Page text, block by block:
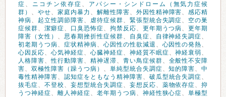
症 、 ニコチン依存症 、 アパシー・シンドローム（無気力症候
群） 、 やせ、 家庭内暴力 、 解離性障害、 外因性精神障害、感応精
神病、 起立性調節障害、 虐待症候群、 緊張型統合失調症、 空の巣
症候群、 潔癖症、 口臭恐怖症、 拘禁反応、 更年期うつ病、更年期
障害（女性） 、 思春期挫折性症候群、 自臭症、 自律神経失調症、
初老期うつ病、 症状精神病、 心因性の性欲減退 、 心因性の発熱、
心因反応、 心気神経症、 心臓神経症、 神経質不眠症、神経衰弱、
人格障害、性行動障害、 精神遅滞、 青い鳥症候群、 全般性不安障
害、 双極性障害（躁うつ病） 、 単純型統合失調症、知的障害、中
毒性精神障害、 認知症をともなう精神障害、 破瓜型統合失調症、
抜毛症、 不登校、 妄想型統合失調症、 妄想反応、 薬物依存症、抑
うつ神経症、 離人神経症、 老年期うつ病、 神経性狭心症、単極型